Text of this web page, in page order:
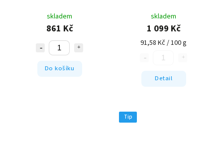
skladem
861 Kč
Do košíku
skladem
1 099 Kč
91,58 Kč / 100 g
Detail
Tip